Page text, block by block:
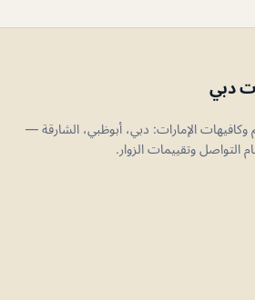
دبي
الإمارات: دبي، أبوظبي، الشارقة —
التواصل وتقييمات الزوار.